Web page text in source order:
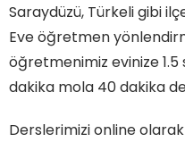
Saraydüzü, Türkeli gibi
Eve öğretmen
öğretmenimiz evinize
dakika mola 40 dakika
Derslerimizi online